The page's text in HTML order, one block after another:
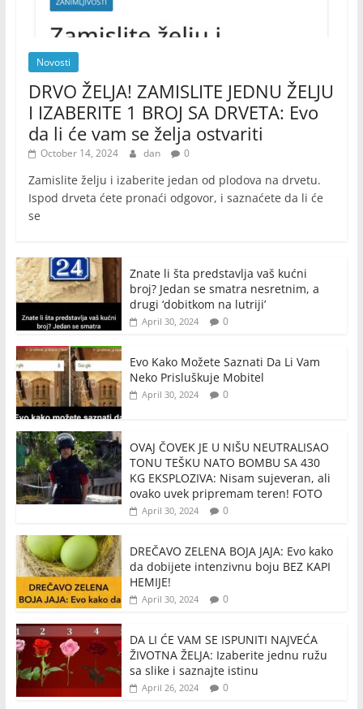
Novosti
DRVO ŽELJA! ZAMISLITE JEDNU ŽELJU
I IZABERITE 1 BROJ SA DRVETA: Evo
da li će vam se želja ostvariti
October 14, 2024 dan 0
Zamislite želju i izaberite jedan od plodova na drvetu.
Ispod drveta ćete pronaći odgovor, i saznaćete da li će
se
Znate li šta predstavlja vaš kućni
broj? Jedan se smatra nesretnim, a
drugi ‘dobitkom na lutriji’
April 30, 2024 0
Evo Kako Možete Saznati Da Li Vam
Neko Prisluškuje Mobitel
April 30, 2024 0
OVAJ ČOVEK JE U NIŠU NEUTRALISAO
TONU TEŠKU NATO BOMBU SA 430
KG EKSPLOZIVA: Nisam sujeveran, ali
ovako uvek pripremam teren! FOTO
April 30, 2024 0
DREČAVO ZELENA BOJA JAJA: Evo kako
da dobijete intenzivnu boju BEZ KAPI
HEMIJE!
April 30, 2024 0
DA LI ĆE VAM SE ISPUNITI NAJVEĆA
ŽIVOTNA ŽELJA: Izaberite jednu ružu
sa slike i saznajte istinu
April 26, 2024 0